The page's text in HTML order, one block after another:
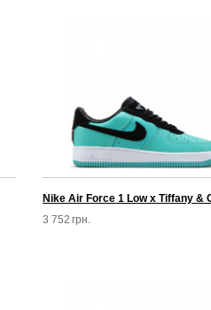
Nike Air Force 1 Low x Tiffany &
3 752 грн.